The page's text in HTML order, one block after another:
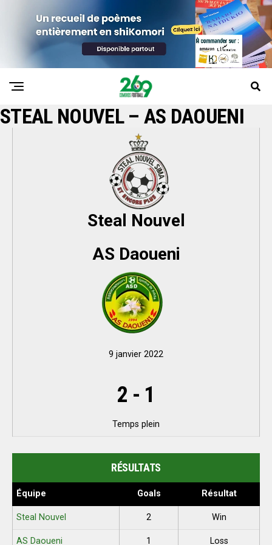
STEAL NOUVEL – AS DAOUENI
Steal Nouvel
AS Daoueni
9 janvier 2022
2 - 1
Temps plein
RÉSULTATS
Équipe Goals Résultat
Steal Nouvel 2 Win
AS Daoueni 1 Loss